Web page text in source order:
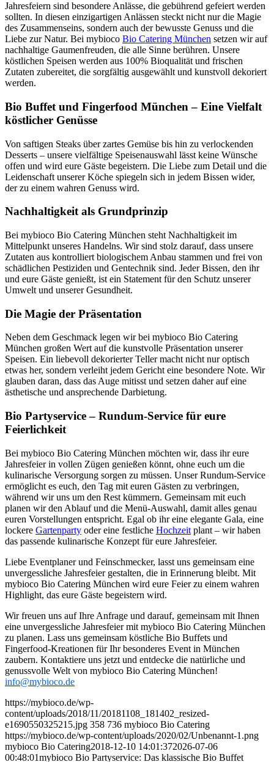
Jahresfeiern sind besondere Anlässe, die gebührend gefeiert werden
sollten. In diesen einzigartigen Anlässen steckt nicht nur die Magie
des Zusammenseins, sondern auch der bewusste Genuss und die
Liebe zur Natur. Bei mybioco Bio Catering München setzen wir auf
nachhaltige Gaumenfreuden, die alle Sinne berühren. Unsere
köstlichen Speisen werden aus 100% Bioqualität und frischen
Zutaten zubereitet, die sorgfältig ausgewählt und kunstvoll dekoriert
werden.
Bio Buffet und Fingerfood München – Eine Vielfalt
köstlicher Genüsse
Von saftigen Steaks über zartes Gemüse bis hin zu verlockenden
Desserts – unsere vielfältige Speisenauswahl lässt keine Wünsche
offen und wird eure Gäste begeistern. Die Liebe zum Detail und die
Leidenschaft unserer Köche spiegeln sich in jedem Bissen wider,
der zu einem wahren Genuss wird.
Nachhaltigkeit als Grundprinzip
Bei mybioco Bio Catering München steht Nachhaltigkeit im
Mittelpunkt unseres Handelns. Wir sind stolz darauf, dass unsere
Zutaten aus kontrolliert biologischem Anbau stammen und frei von
schädlichen Pestiziden und Gentechnik sind. Jeder Bissen, den ihr
und eure Gäste genießt, ist ein Statement für den Schutz unserer
Umwelt und unserer Gesundheit.
Die Magie der Präsentation
Neben dem Geschmack legen wir bei mybioco Bio Catering
München großen Wert auf die kunstvolle Präsentation unserer
Speisen. Ein liebevoll dekorierter Teller macht nicht nur optisch
etwas her, sondern verleiht jedem Gericht eine besondere Note. Wir
glauben daran, dass das Auge mitisst und setzen daher auf eine
ästhetische und ansprechende Darbietung.
Bio Partyservice – Rundum-Service für eure
Feierlichkeit
Bei mybioco Bio Catering München möchten wir, dass ihr eure
Jahresfeier in vollen Zügen genießen könnt, ohne euch um die
kulinarische Versorgung sorgen zu müssen. Unser Rundum-Service
ermöglicht es euch, den Tag mit euren Gästen zu verbringen,
während wir uns um den Rest kümmern. Gemeinsam mit euch
planen wir den Ablauf und die Menü-Auswahl, damit alles genau
euren Vorstellungen entspricht. Egal ob ihr eine elegante Gala, eine
lockere Gartenparty oder eine festliche Hochzeit plant – wir haben
das passende kulinarische Konzept für eure Jahresfeier.
Liebe Eventplaner und Feinschmecker, lasst uns gemeinsam eine
unvergessliche Jahresfeier gestalten, die in Erinnerung bleibt. Mit
mybioco Bio Catering München wird eure Feier zu einem wahren
Highlight, das eure Gäste begeistern wird.
Wir freuen uns auf Ihre Anfrage und darauf, gemeinsam mit Ihnen
eine unvergessliche Jahresfeier mit mybioco Bio Catering München
zu planen. Lass uns gemeinsam köstliche Bio Buffets und
Fingerfood-Kreationen für Ihr besonderes Event in München
zaubern. Kontaktiere uns jetzt und entdecke die natürliche und
genussvolle Welt von mybioco Bio Catering München!
info@mybioco.de
https://mybioco.de/wp-
content/uploads/2018/11/20181108_181402_resized-
e1690550325215.jpg 358 736 mybioco Bio Catering
https://mybioco.de/wp-content/uploads/2020/02/Unbenannt-1.png
mybioco Bio Catering2018-12-10 14:01:372026-07-06
00:48:01mybioco Bio Partyservice: Das klassische Bio Buffet